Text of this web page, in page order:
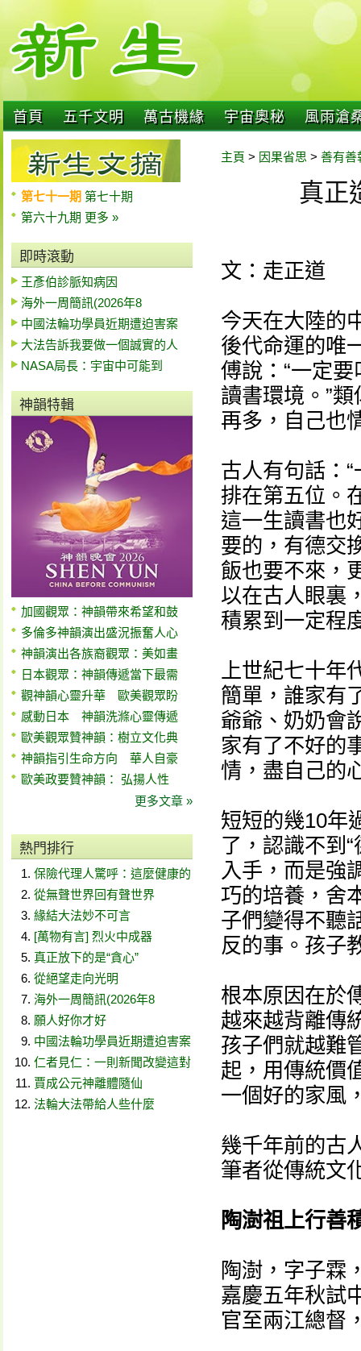
首頁 五千文明 萬古機緣 宇宙奧秘 風雨滄
第七十一期 第七十期
第六十九期 更多 »
即時滾動
王彥伯診脈知病因
海外一周簡訊(2026年8
中國法輪功學員近期遭迫害案
大法告訴我要做一個誠實的人
NASA局長：宇宙中可能到
神韻特輯
加國觀眾：神韻帶來希望和鼓
多倫多神韻演出盛況振奮人心
神韻演出各族裔觀眾：美如畫
日本觀眾：神韻傳遞當下最需
觀神韻心靈升華 歐美觀眾盼
感動日本 神韻洗滌心靈傳遞
歐美觀眾贊神韻：樹立文化典
神韻指引生命方向 華人自豪
歐美政要贊神韻： 弘揚人性
更多文章 »
熱門排行
保險代理人驚呼：這麼健康的
從無聲世界回有聲世界
緣結大法妙不可言
[萬物有言] 烈火中成器
真正放下的是“貪心”
從絕望走向光明
海外一周簡訊(2026年8
願人好你才好
中國法輪功學員近期遭迫害案
仁者見仁：一則新聞改變這對
賈成公元神離體隨仙
法輪大法帶給人些什麼
主頁 > 因果省思 > 善有善
真正
文：走正道
今天在大陸的
後代命運的唯
傅說：“一定
讀書環境。”
再多，自己也
古人有句話：
排在第五位。
這一生讀書也
要的，有德交
飯也要不來，
以在古人眼裏
積累到一定程
上世紀七十年
簡單，誰家有
爺爺、奶奶會
家有了不好的
情，盡自己的
短短的幾10年
了，認識不到
入手，而是強
巧的培養，舍
子們變得不聽
反的事。孩子
根本原因在於
越來越背離傳
孩子們就越難
起，用傳統價
一個好的家風
幾千年前的古
筆者從傳統文
陶澍祖上行善
陶澍，字子霖
嘉慶五年秋試
官至兩江總督